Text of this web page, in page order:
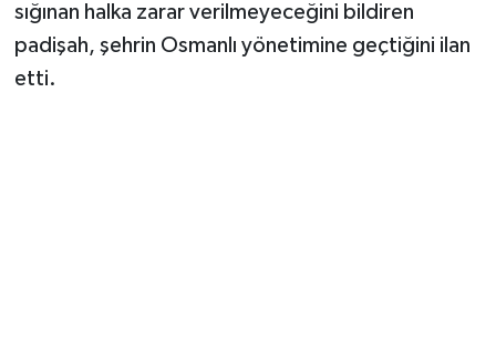
sığınan halka zarar verilmeyeceğini bildiren
padişah, şehrin Osmanlı yönetimine geçtiğini ilan
etti.